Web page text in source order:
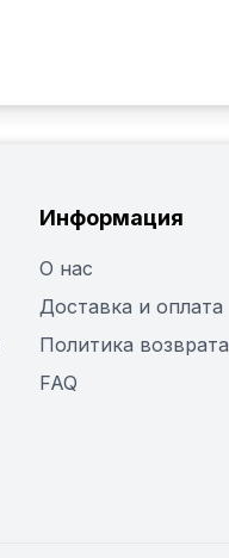
Информация
О нас
Доставка и оплата
Политика возврата
FAQ